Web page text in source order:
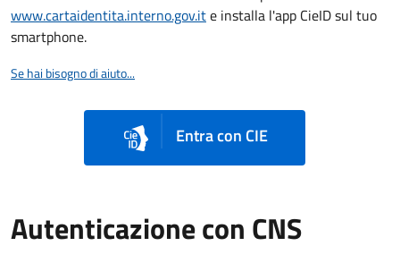
www.cartaidentita.interno.gov.ite installa l'app CieID sul tuo
smartphone.
Se hai bisogno di aiuto...
Entra con CIE
Autenticazione con CNS